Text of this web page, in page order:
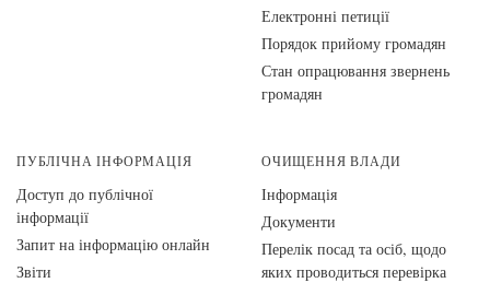
Електронні петиції
Порядок прийому громадян
Стан опрацювання звернень
громадян
ПУБЛІЧНА ІНФОРМАЦІЯ
Доступ до публічної
інформації
Запит на інформацію онлайн
Звіти
ОЧИЩЕННЯ ВЛАДИ
Інформація
Документи
Перелік посад та осіб, щодо
яких проводиться перевірка